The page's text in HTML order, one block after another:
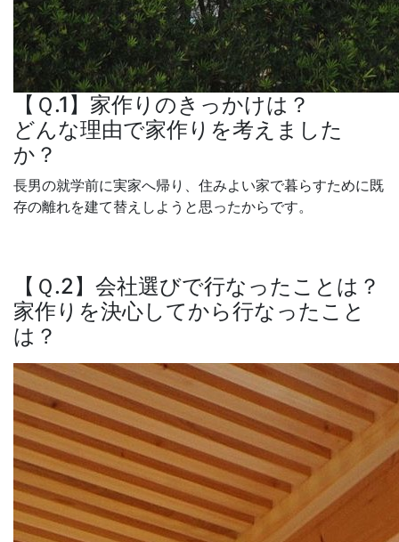
【Ｑ.1】家作りのきっかけは？
どんな理由で家作りを考えました
か？
長男の就学前に実家へ帰り、住みよい家で暮らすために既
存の離れを建て替えしようと思ったからです。
【Ｑ.2】会社選びで行なったことは？
家作りを決心してから行なったこと
は？